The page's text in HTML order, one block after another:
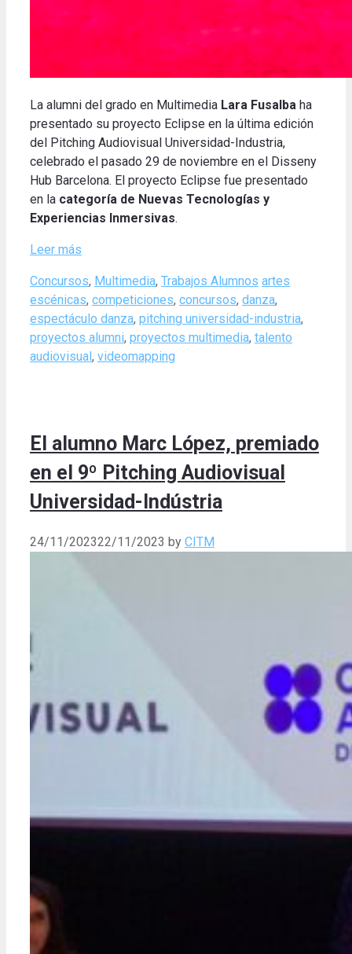
La alumni del grado en Multimedia Lara Fusalba ha
presentado su proyecto Eclipse en la última edición
del Pitching Audiovisual Universidad-Industria,
celebrado el pasado 29 de noviembre en el Disseny
Hub Barcelona. El proyecto Eclipse fue presentado
en la categoría de Nuevas Tecnologías y
Experiencias Inmersivas.
Leer más
Categories
Concursos, Multimedia, Trabajos Alumnos Tags
artes
escénicas, competiciones, concursos, danza,
espectáculo danza, pitching universidad-industria,
proyectos alumni, proyectos multimedia, talento
audiovisual, videomapping
El alumno Marc López, premiado
en el 9º Pitching Audiovisual
Universidad-Indústria
24/11/202322/11/2023 by CITM